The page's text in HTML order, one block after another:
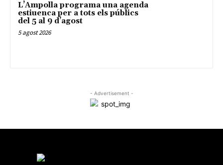
L’Ampolla programa una agenda
estiuenca per a tots els públics
del 5 al 9 d’agost
5 agost 2026
- Advertisement -